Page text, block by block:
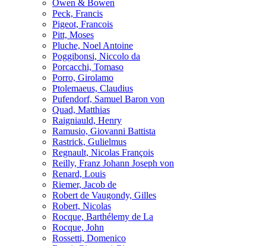
Owen & Bowen
Peck, Francis
Pigeot, Francois
Pitt, Moses
Pluche, Noel Antoine
Poggibonsi, Niccolo da
Porcacchi, Tomaso
Porro, Girolamo
Ptolemaeus, Claudius
Pufendorf, Samuel Baron von
Quad, Matthias
Raigniauld, Henry
Ramusio, Giovanni Battista
Rastrick, Gulielmus
Regnault, Nicolas François
Reilly, Franz Johann Joseph von
Renard, Louis
Riemer, Jacob de
Robert de Vaugondy, Gilles
Robert, Nicolas
Rocque, Barthélemy de La
Rocque, John
Rossetti, Domenico